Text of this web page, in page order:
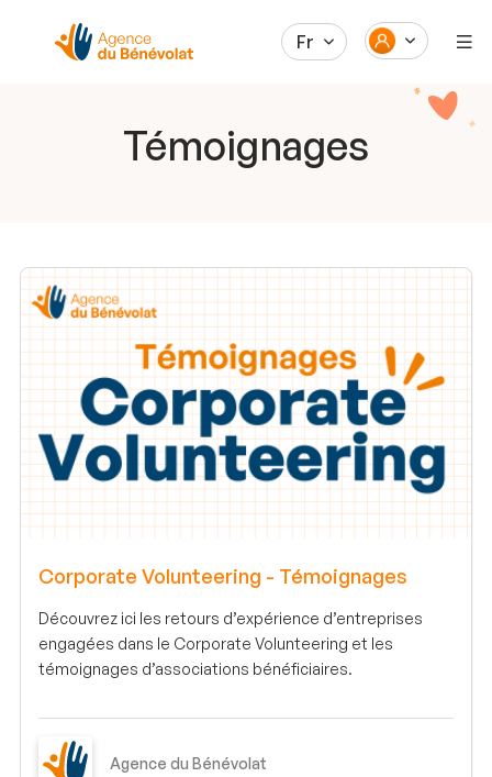
Fr
Témoignages
Corporate Volunteering - Témoignages
Découvrez ici les retours d’expérience d’entreprises
engagées dans le Corporate Volunteering et les
témoignages d’associations bénéficiaires.
Agence du Bénévolat